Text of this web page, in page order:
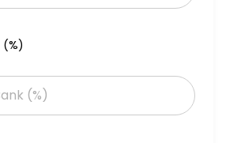
(%)